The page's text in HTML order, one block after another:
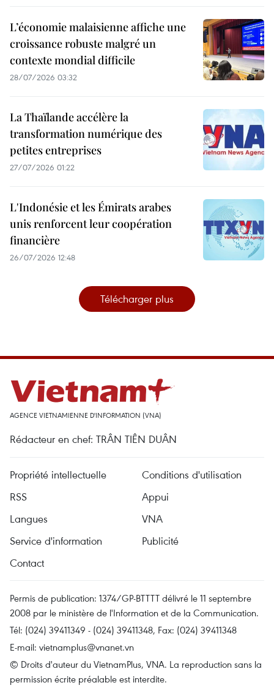
L’économie malaisienne affiche une
croissance robuste malgré un
contexte mondial difficile
28/07/2026 03:32
La Thaïlande accélère la
transformation numérique des
petites entreprises
27/07/2026 01:22
L'Indonésie et les Émirats arabes
unis renforcent leur coopération
financière
26/07/2026 12:48
Télécharger plus
AGENCE VIETNAMIENNE D'INFORMATION (VNA)
Rédacteur en chef: TRÂN TIÊN DUÂN
Propriété intellectuelle
Conditions d'utilisation
RSS
Appui
Langues
VNA
Service d'information
Publicité
Contact
Permis de publication: 1374/GP-BTTTT délivré le 11 septembre
2008 par le ministère de l'Information et de la Communication.
Tél: (024) 39411349 - (024) 39411348, Fax: (024) 39411348
E-mail: vietnamplus@vnanet.vn
© Droits d'auteur du VietnamPlus, VNA. La reproduction sans la
permission écrite préalable est interdite.